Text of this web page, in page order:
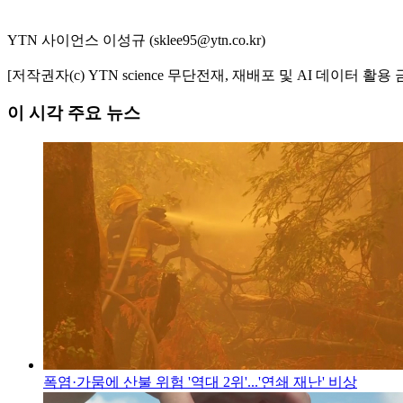
YTN 사이언스 이성규 (sklee95@ytn.co.kr)
[저작권자(c) YTN science 무단전재, 재배포 및 AI 데이터 활용
이 시각 주요 뉴스
폭염·가뭄에 산불 위험 '역대 2위'...'연쇄 재난' 비상